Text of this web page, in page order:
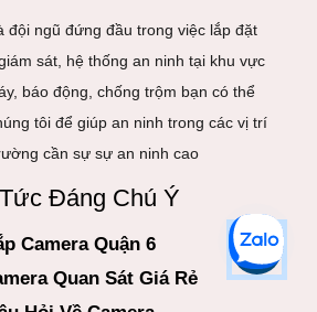
đội ngũ đứng đầu trong việc lắp đặt
sát, hệ thống an ninh tại khu vực
báo động, chống trộm bạn có thể
tôi để giúp an ninh trong các vị trí
cần sự sự an ninh cao
Đáng Chú Ý
Camera Quận 6
Quan Sát Giá Rẻ